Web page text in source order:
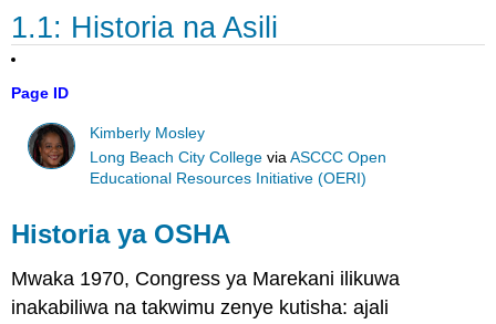
1.1: Historia na Asili
Page ID
Kimberly Mosley
Long Beach City College viaASCCC Open
Educational Resources Initiative (OERI)
Historia ya OSHA
Mwaka 1970, Congress ya Marekani ilikuwa
inakabiliwa na takwimu zenye kutisha: ajali